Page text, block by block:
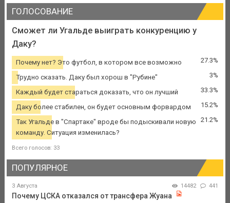
ГОЛОСОВАНИЕ
Сможет ли Угальде выиграть конкуренцию у
Даку?
Почему нет? Это футбол, в котором все возможно 27.3%
Трудно сказать. Даку был хорош в "Рубине" 3%
Каждый будет стараться доказать, что он лучший 33.3%
Даку более стабилен, он будет основным форвардом 15.2%
Так Угальде в "Спартаке" вроде бы подыскивали новую
команду. Ситуация изменилась?
21.2%
Всего голосов: 33
ПОПУЛЯРНОЕ
3 Августа 14482 441
Почему ЦСКА отказался от трансфера Жуана